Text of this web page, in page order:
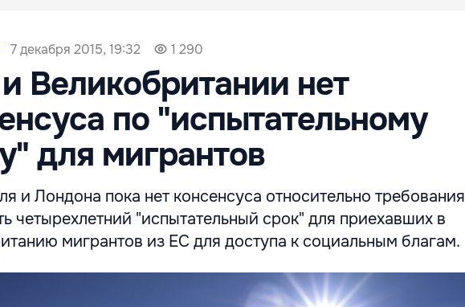
7 декабря 2015, 19:32 1 290
Великобритании нет
по "испытательному
для мигрантов
и Лондона пока нет консенсуса относительно требования
четырехлетний "испытательный срок" для приехавших в
мигрантов из ЕС для доступа к социальным благам.